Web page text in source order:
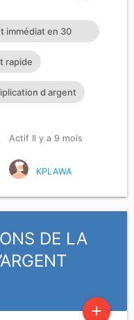
immédiat en 30
rapide
d argent
Actif Il y a 9 mois
KPLAWA
DE LA
add